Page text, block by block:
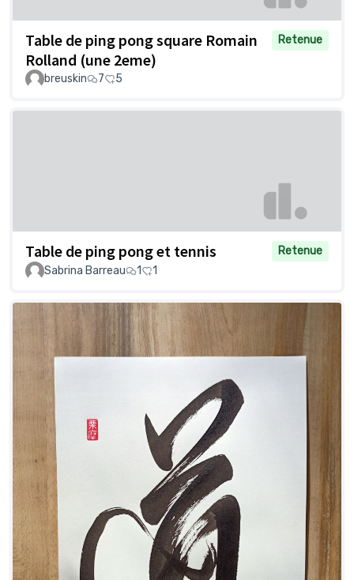
Table de ping pong square Romain
Rolland (une 2eme)
Retenue
breuskin 7 5
Table de ping pong et tennis
Retenue
Sabrina Barreau
1 1